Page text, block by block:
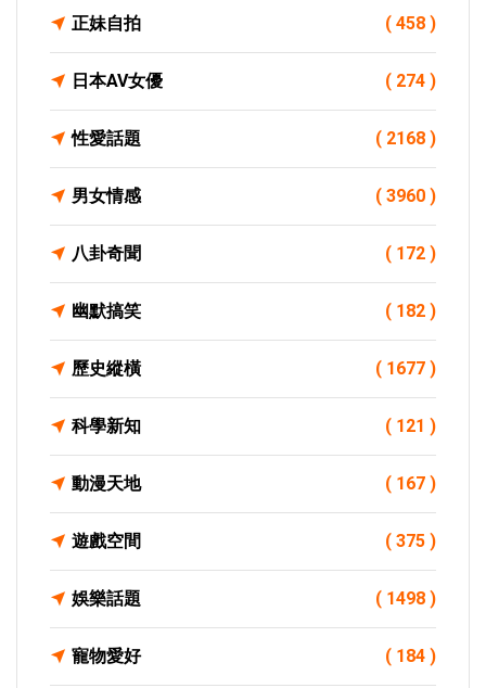
正妹自拍 ( 458 )
日本AV女優 ( 274 )
性愛話題 ( 2168 )
男女情感 ( 3960 )
八卦奇聞 ( 172 )
幽默搞笑 ( 182 )
歷史縱橫 ( 1677 )
科學新知 ( 121 )
動漫天地 ( 167 )
遊戲空間 ( 375 )
娛樂話題 ( 1498 )
寵物愛好 ( 184 )